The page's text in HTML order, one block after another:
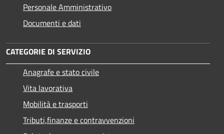
Personale Amministrativo
Documenti e dati
CATEGORIE DI SERVIZIO
Anagrafe e stato civile
Vita lavorativa
Mobilità e trasporti
Tributi,finanze e contravvenzioni